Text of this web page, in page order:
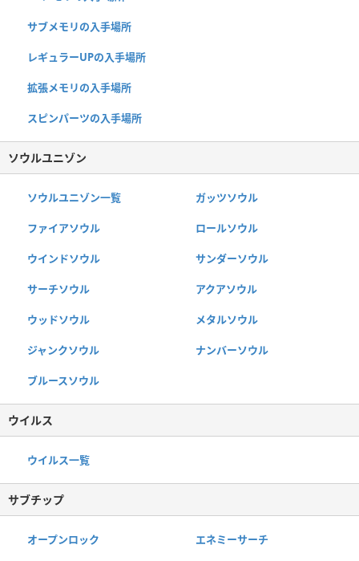
サブメモリの入手場所
レギュラーUPの入手場所
拡張メモリの入手場所
スピンパーツの入手場所
ソウルユニゾン
ソウルユニゾン一覧 ガッツソウル
ファイアソウル ロールソウル
ウインドソウル サンダーソウル
サーチソウル アクアソウル
ウッドソウル メタルソウル
ジャンクソウル ナンバーソウル
ブルースソウル
ウイルス
ウイルス一覧
サブチップ
オープンロック エネミーサーチ